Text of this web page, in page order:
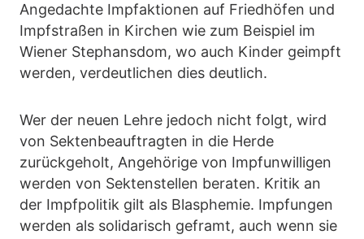
Angedachte Impfaktionen auf Friedhöfen und
Impfstraßen in Kirchen wie zum Beispiel im
Wiener Stephansdom, wo auch Kinder geimpft
werden, verdeutlichen dies deutlich.
Wer der neuen Lehre jedoch nicht folgt, wird
von Sektenbeauftragten in die Herde
zurückgeholt, Angehörige von Impfunwilligen
werden von Sektenstellen beraten. Kritik an
der Impfpolitik gilt als Blasphemie. Impfungen
werden als solidarisch geframt, auch wenn sie